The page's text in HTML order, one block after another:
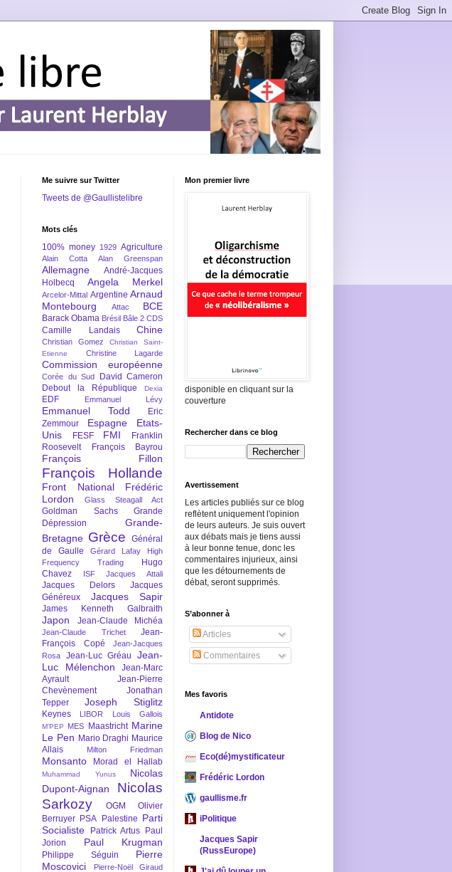
Me suivre sur Twitter
Tweets de @Gaullistelibre
Mots clés
100% money 1929 Agriculture
Alain Cotta Alan Greenspan
Allemagne
André-Jacques
Holbecq
Angela Merkel
Arcelor-Mittal Argentine Arnaud
Montebourg
Attac BCE
Barack Obama Brésil Bâle 2 CDS
Camille Landais Chine
Christian Gomez
Christian Saint-
Etienne
Christine Lagarde
Commission européenne
Corée du Sud
David Cameron
Debout la République
Dexia
EDF Emmanuel Lévy
Emmanuel Todd
Eric
Zemmour
Espagne
Etats-
Unis
FESF FMI
Franklin
Roosevelt
François Bayrou
François Fillon
François Hollande
Front National
Frédéric
Lordon
Glass Steagall Act
Goldman Sachs
Grande
Dépression
Grande-
Bretagne Grèce
Général
de Gaulle
Gérard Lafay
High
Frequency Trading
Hugo
Chavez
ISF Jacques Attali
Jacques Delors
Jacques
Généreux
Jacques Sapir
James Kenneth Galbraith
Japon Jean-Claude Michéa
Jean-Claude Trichet
Jean-
François Copé
Jean-Jacques
Rosa
Jean-Luc Gréau
Jean-
Luc Mélenchon
Jean-Marc
Ayrault
Jean-Pierre
Chevènement
Jonathan
Tepper
Joseph Stiglitz
Keynes LIBOR Louis Gallois
M'PEP MES Maastricht Marine
Le Pen Mario Draghi Maurice
Allais
Milton Friedman
Monsanto Morad el Hallab
Muhammad Yunus
Nicolas
Dupont-Aignan
Nicolas
Sarkozy
OGM
Olivier
Berruyer PSA Palestine Parti
Socialiste
Patrick Artus
Paul
Jorion
Paul Krugman
Philippe Séguin
Pierre
Moscovici
Pierre-Noël Giraud
Mon premier livre
disponible en cliquant sur la
couverture
Rechercher dans ce blog
Avertissement
Les articles publiés sur ce blog
reflètent uniquement l'opinion
de leurs auteurs. Je suis ouvert
aux débats mais je tiens aussi
à leur bonne tenue, donc les
commentaires injurieux, ainsi
que les détournements de
débat, seront supprimés.
S’abonner à
Articles
Commentaires
Mes favoris
Antidote
Blog de Nico
Eco(dé)mystificateur
Frédéric Lordon
gaullisme.fr
iPolitique
Jacques Sapir
(RussEurope)